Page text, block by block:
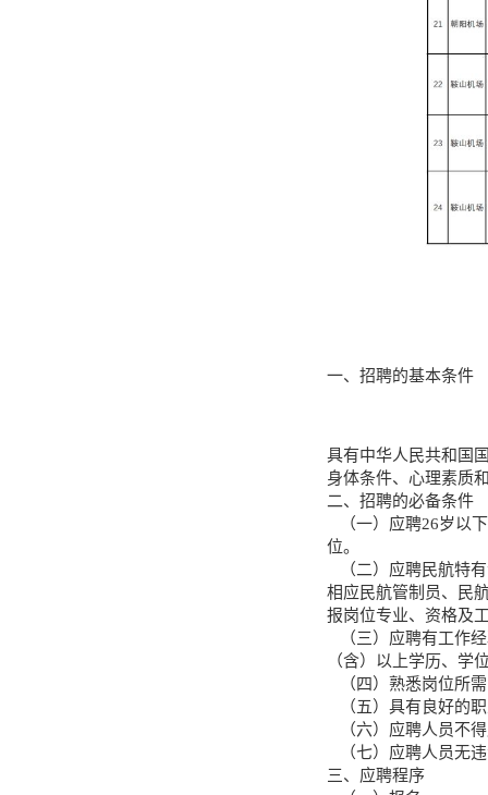
一、招聘的基本条件
具有中华人民共和国
身体条件、心理素质
二、招聘的必备条件
（一）应聘26岁以
位。
（二）应聘民航特
相应民航管制员、民
报岗位专业、资格及
（三）应聘有工作
（含）以上学历、学
（四）熟悉岗位所
（五）具有良好的
（六）应聘人员不
（七）应聘人员无
三、应聘程序